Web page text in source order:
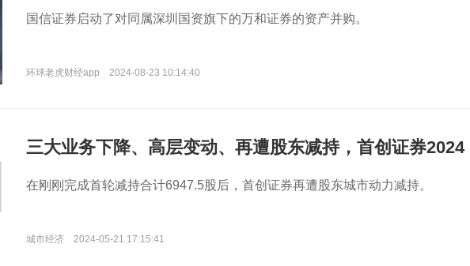
过“中年危机”?
国信证券启动了对同属深圳国资旗下的万和证券的资产并购。
环球老虎财经app 2024-08-23 10:14:40
三大业务下降、高层变动、再遭股东减持，首创证券2024
年依然承压
在刚刚完成首轮减持合计6947.5股后，首创证券再遭股东城市动力减持。
城市经济 2024-05-21 17:15:41